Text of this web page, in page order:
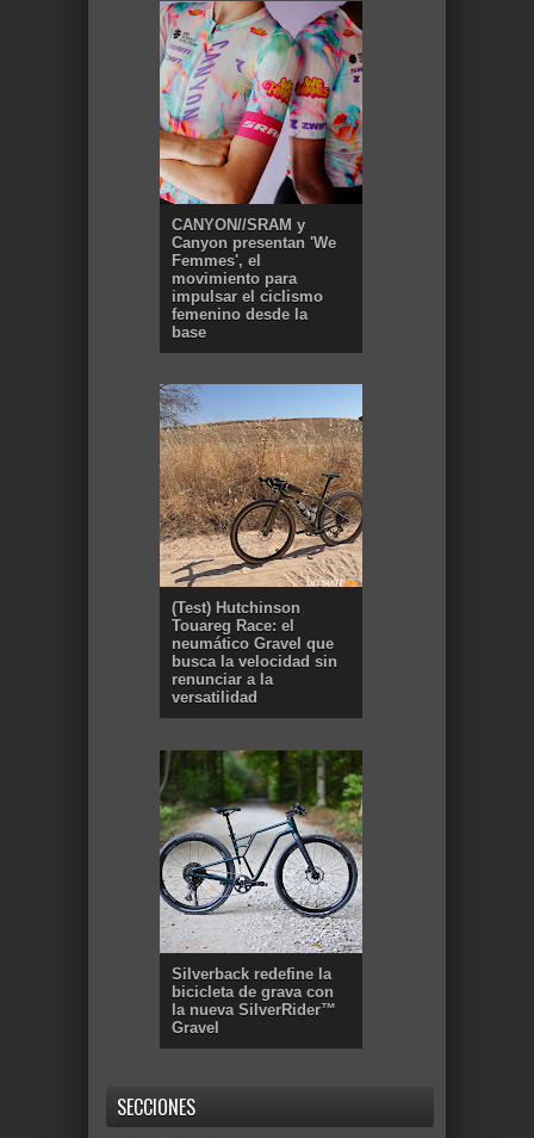
CANYON//SRAM y
Canyon presentan 'We
Femmes', el
movimiento para
impulsar el ciclismo
femenino desde la
base
(Test) Hutchinson
Touareg Race: el
neumático Gravel que
busca la velocidad sin
renunciar a la
versatilidad
Silverback redefine la
bicicleta de grava con
la nueva SilverRider™
Gravel
SECCIONES